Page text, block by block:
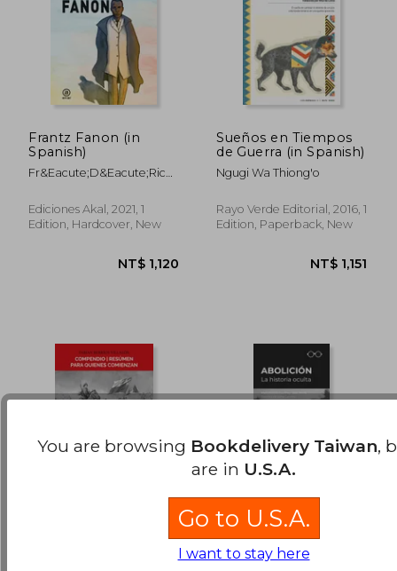
NT$ 696
Frantz Fanon (in
Spanish)
Fr&Eacute;D&Eacute;Ric
Ediciones Akal, 2021, 1
Edition, Hardcover, New
Sueños en Tiempos
de Guerra (in Spanish)
Ngugi Wa Thiong'o
Rayo Verde Editorial, 2016, 1
Edition, Paperback, New
Abolición: historia
oculta (in Spanish)
María Emilia Gouffray
You are browsing Bookdelivery Taiwan,
are in U.S.A.
Go to U.S.A.
I want to stay here